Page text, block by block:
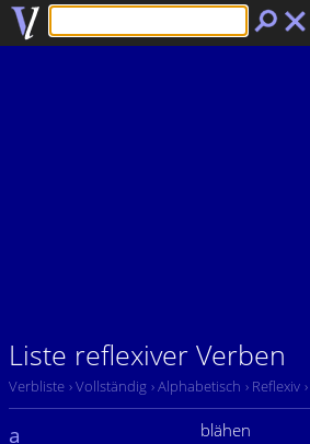
Liste reflexiver Verben
Verbliste › Vollständig › Alphabetisch › Reflexiv
a
blähen